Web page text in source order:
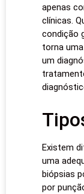
apenas
clínicas.
condição
torna
um
Existem
uma
biópsias
por